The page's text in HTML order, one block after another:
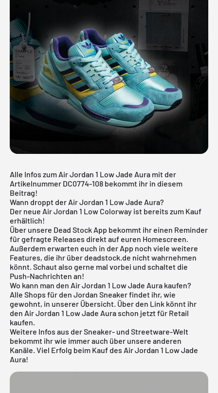
Alle Infos zum Air Jordan 1 Low Jade Aura mit der
Artikelnummer DC0774-108 bekommt ihr in diesem
Beitrag!
Wann droppt der Air Jordan 1 Low Jade Aura?
Der neue Air Jordan 1 Low Colorway ist bereits zum Kauf
erhältlich!
Über unsere Dead Stock App bekommt ihr einen Reminder
für gefragte Releases direkt auf euren Homescreen.
Außerdem erwarten euch in der App noch viele weitere
Features, die ihr über deadstock.de nicht wahrnehmen
könnt. Schaut also gerne mal vorbei und schaltet die
Push-Nachrichten an!
Wo kann man den Air Jordan 1 Low Jade Aura kaufen?
Alle Shops für den Jordan Sneakerfindet ihr, wie
gewohnt, in unserer Übersicht. Über den Link könnt ihr
den Air Jordan 1 Low Jade Aura schon jetzt für Retail
kaufen.
Weitere Infos aus der Sneaker- und Streetware-Welt
bekommt ihr wie immer auch über unsere anderen
Kanäle. Viel Erfolg beim Kauf des Air Jordan 1 Low Jade
Aura!